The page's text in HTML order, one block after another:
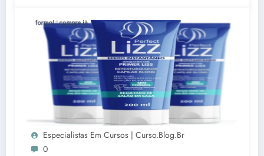
Especialistas Em Cursos | Curso.blog.br
0